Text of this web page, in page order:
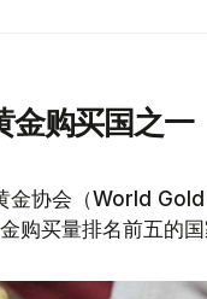
金购买国之一
金协会（World
购买量排名前五的国